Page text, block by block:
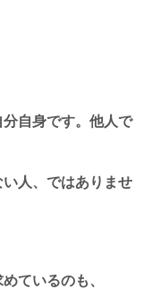
自身です。他人で
人、ではありませ
ているのも、